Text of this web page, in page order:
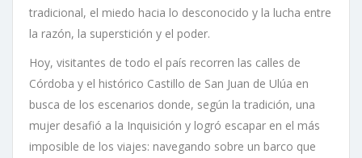
tradicional, el miedo hacia lo desconocido y la lucha entre
la razón, la superstición y el poder.
Hoy, visitantes de todo el país recorren las calles de
Córdoba y el histórico Castillo de San Juan de Ulúa en
busca de los escenarios donde, según la tradición, una
mujer desafió a la Inquisición y logró escapar en el más
imposible de los viajes: navegando sobre un barco que